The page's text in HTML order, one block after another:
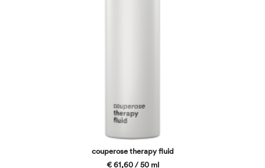
couperose therapy fluid
€ 61,60 / 50 ml